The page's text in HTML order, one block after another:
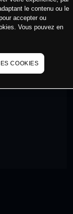
le contenu ou le
accepter ou
Vous pouvez en
COOKIES